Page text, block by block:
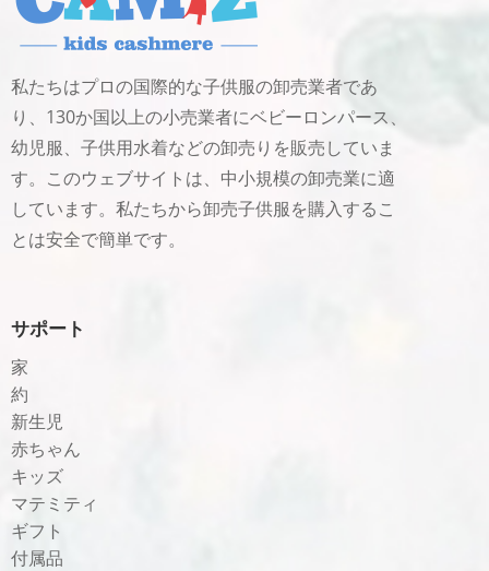
私たちはプロの国際的な子供服の卸売業者であ
り、130か国以上の小売業者にベビーロンパース、
幼児服、子供用水着などの卸売りを販売していま
す。このウェブサイトは、中小規模の卸売業に適
しています。私たちから卸売子供服を購入するこ
とは安全で簡単です。
サポート
家
約
新生児
赤ちゃん
キッズ
マテミティ
ギフト
付属品